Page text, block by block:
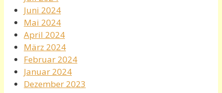
Juni 2024
Mai 2024
April 2024
März 2024
Februar 2024
Januar 2024
Dezember 2023